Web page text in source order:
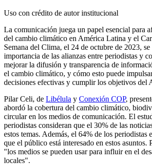
Uso con crédito de autor institucional
La comunicación juega un papel esencial para
del cambio climático en América Latina y el
Semana del Clima, el 24 de octubre de 2023, se
importancia de las alianzas entre periodistas y
mejorar la difusión y transparencia de
el cambio climático, y cómo esto puede
decisiones efectivas y cumplir los objetivos del
Pilar Celi, de Libélula y Conexión COP,
abordó la cobertura del cambio climático,
circular en los medios de comunicación. El
periodistas consideran que el 30% de las
estos temas. Además, el 64% de los periodistas
que el público está interesado en estos asuntos.
"los medios se pueden usar para influir en el
locales".